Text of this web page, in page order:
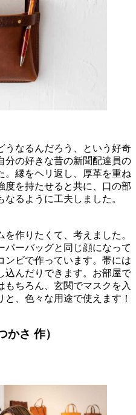
うなるんだろう、という好奇
分の好きな昔の新聞配達員の
。縁をヘリ返し、厚革を重ね
度を持たせると共に、口の部
るように工夫しました。
作りたくて、考えました。
パーバッグと同じ顔になって
ンビで作っています。帯には
込んだりできます。お部屋で
ちろん、玄関でマスクを入
、色々な用途で使えます！
さ 作）